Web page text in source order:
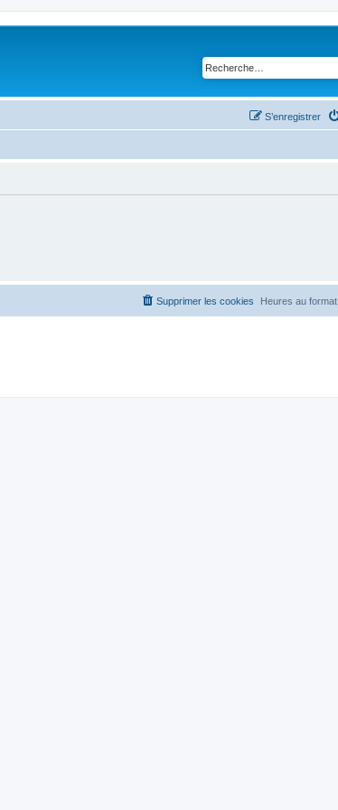
S’enregistrer
Heures au format
Supprimer les cookies